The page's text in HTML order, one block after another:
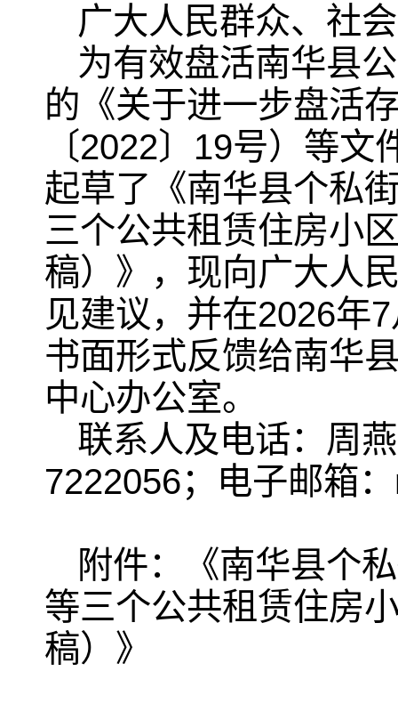
广大人民群众、社
为有效盘活南华县
的《关于进一步盘活
〔2022〕19号）等
起草了《南华县个私
三个公共租赁住房小
稿）》，现向广大人
见建议，并在2026年
书面形式反馈给南华
中心办公室。
联系人及电话：周
7222056；电子邮箱
附件：《南华县个
等三个公共租赁住房
稿）》